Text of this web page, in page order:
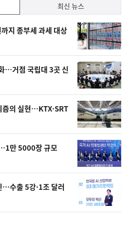
최신 뉴스
지 종부세 과세 대상
…거점 국립대 3곳 신
의 실현…KTX·SRT
만 5000장 규모
…수출 5강·1조 달러